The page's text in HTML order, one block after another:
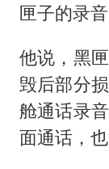
匣子的录音
他说，黑
毁后部分
舱通话录
面通话，